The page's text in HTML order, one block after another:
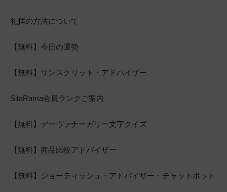
礼拝の方法について
【無料】今日の運勢
【無料】サンスクリット・アドバイザー
SitaRama会員ランクご案内
【無料】デーヴァナーガリー文字クイズ
【無料】商品比較アドバイザー
【無料】ジョーティッシュ・アドバイザー・チャットボット